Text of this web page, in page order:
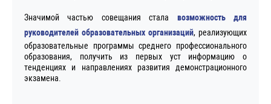
Значимой частью совещания стала возможность для
руководителей образовательных организаций, реализующих
образовательные программы среднего профессионального
образования, получить из первых уст информацию о
тенденциях и направлениях развития демонстрационного
экзамена.